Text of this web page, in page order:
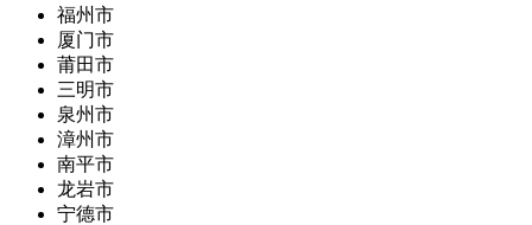
福州市
厦门市
莆田市
三明市
泉州市
漳州市
南平市
龙岩市
宁德市